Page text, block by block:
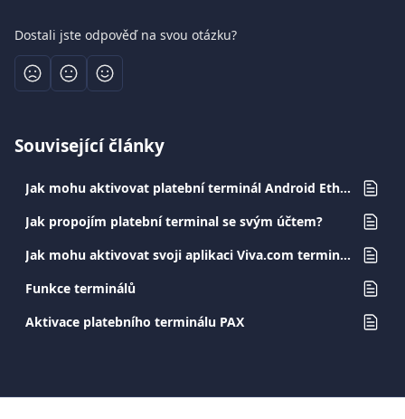
Dostali jste odpověď na svou otázku?
Související články
Jak mohu aktivovat platební terminál Android Ethernet?
Jak propojím platební terminal se svým účtem?
Jak mohu aktivovat svoji aplikaci Viva.com terminal?
Funkce terminálů
Aktivace platebního terminálu PAX